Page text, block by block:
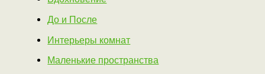
До и После
Интерьеры комнат
Маленькие пространства